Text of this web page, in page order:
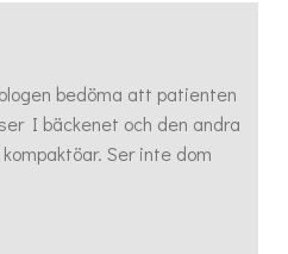
bedöma att patienten
I bäckenet och den andra
Ser inte dom